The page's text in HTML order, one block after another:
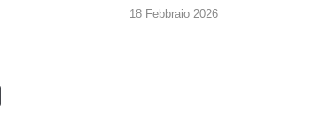
18 Febbraio 2026